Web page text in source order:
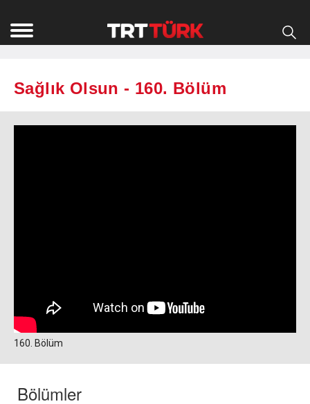
Sağlık Olsun - 160. Bölüm
160. Bölüm
Bölümler